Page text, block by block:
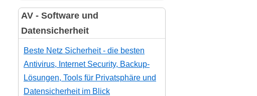
AV - Software und
Datensicherheit
Beste Netz Sicherheit - die besten
Antivirus, Internet Security, Backup-
Lösungen, Tools für Privatsphäre und
Datensicherheit im Blick